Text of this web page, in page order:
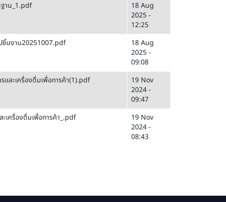
าน_1.pdf
18 Aug
2025 -
12:25
ชิ้นงาน20251007.pdf
18 Aug
2025 -
09:08
และเครื่องดื่มเพื่อการค้า(1).pdf
19 Nov
2024 -
09:47
เครื่องดื่มเพื่อการค้า_.pdf
19 Nov
2024 -
08:43